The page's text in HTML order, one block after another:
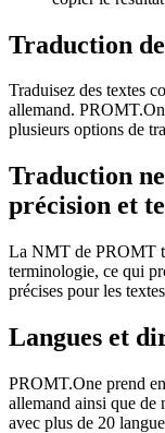
Traduction
Traduisez des textes
allemand.
plusieurs options de
Traduction
précision et
La NMT de PROMT
terminologie, ce qui
précises pour les
Langues et
PROMT.One prend
allemand ainsi que de
avec plus de 20